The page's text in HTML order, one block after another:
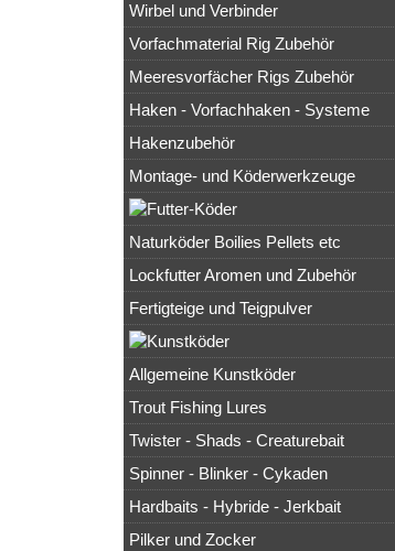
Wirbel und Verbinder
Vorfachmaterial Rig Zubehör
Meeresvorfächer Rigs Zubehör
Haken - Vorfachhaken - Systeme
Hakenzubehör
Montage- und Köderwerkzeuge
Naturköder Boilies Pellets etc
Lockfutter Aromen und Zubehör
Fertigteige und Teigpulver
Allgemeine Kunstköder
Trout Fishing Lures
Twister - Shads - Creaturebait
Spinner - Blinker - Cykaden
Hardbaits - Hybride - Jerkbait
Pilker und Zocker